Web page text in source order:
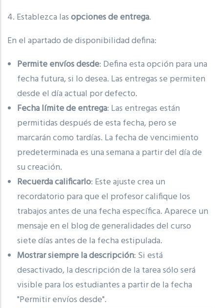
4. Establezca lasopciones de entrega.
En el apartado de disponibilidad defina:
Permite envíos desde: Defina esta opción para una
fecha futura, si lo desea. Las entregas se permiten
desde el día actual por defecto.
Fecha límite de entrega: Las entregas están
permitidas después de esta fecha, pero se
marcarán como tardías. La fecha de vencimiento
predeterminada es una semana a partir del día de
su creación.
Recuerda calificarlo: Este ajuste crea un
recordatorio para que el profesor califique los
trabajos antes de una fecha específica. Aparece un
mensaje en el blog de generalidades del curso
siete días antes de la fecha estipulada.
Mostrar siempre la descripción: Si está
desactivado, la descripción de la tarea sólo será
visible para los estudiantes a partir de la fecha
"Permitir envíos desde".